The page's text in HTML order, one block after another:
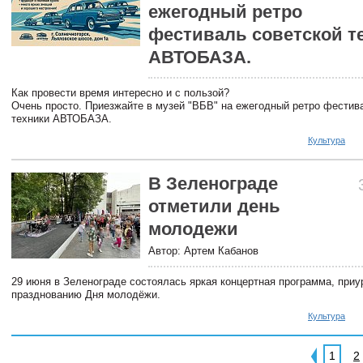
ежегодный ретро
фестиваль советской
АВТОБАЗА.
Как провести время интересно и с пользой?
Очень просто. Приезжайте в музей "ВБВ" на ежегодный ретро
техники АВТОБАЗА.
Культура
В Зеленограде
отметили день
молодежи
Автор: Артем Кабанов
29 июня в Зеленограде состоялась яркая концертная программа,
празднованию Дня молодёжи.
Культура
1 2